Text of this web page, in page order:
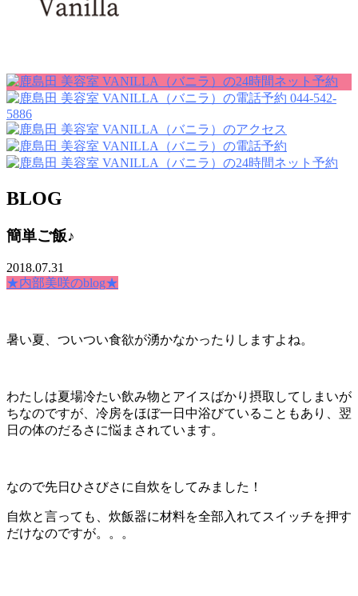
044-542-
5886
BLOG
簡単ご飯♪
2018.07.31
★内部美咲のblog★
暑い夏、ついつい食欲が湧かなかったりしますよね。
わたしは夏場冷たい飲み物とアイスばかり摂取してしまいが
ちなのですが、冷房をほぼ一日中浴びていることもあり、翌
日の体のだるさに悩まされています。
なので先日ひさびさに自炊をしてみました！
自炊と言っても、炊飯器に材料を全部入れてスイッチを押す
だけなのですが。。。